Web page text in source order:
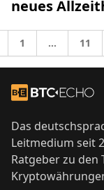
neues
zu
Gehe zur Seite
1 … 11
Zur Startseite
Das
Leitmedium seit
Ratgeber zu den